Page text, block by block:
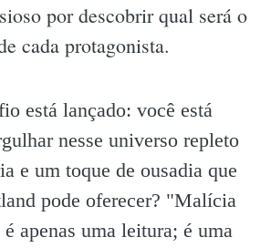
por descobrir qual será o
cada protagonista.
está lançado: você está
nesse universo repleto
e um toque de ousadia que
pode oferecer? "Malícia
apenas uma leitura; é uma